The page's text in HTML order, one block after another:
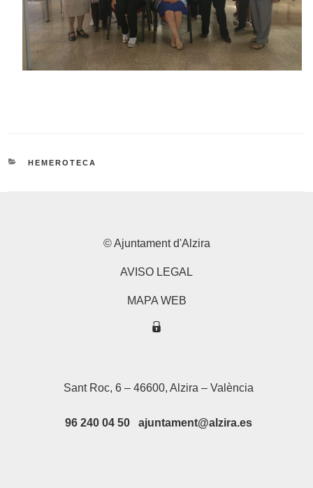
CATEGORÍAS
HEMEROTECA
© Ajuntament d'Alzira
AVISO LEGAL
MAPA WEB
Sant Roc, 6 – 46600, Alzira – València
96 240 04 50 ajuntament@alzira.es